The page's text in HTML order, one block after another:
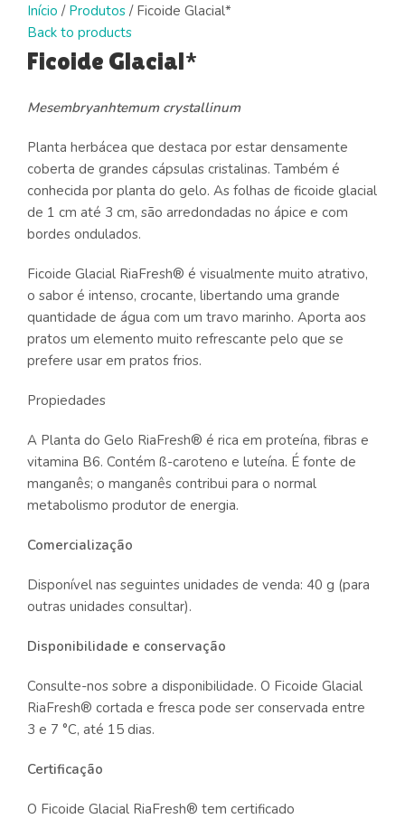
Início / Produtos / Ficoide Glacial*
Back to products
Ficoide Glacial*
Mesembryanhtemum crystallinum
Planta herbácea que destaca por estar densamente
coberta de grandes cápsulas cristalinas. Também é
conhecida por planta do gelo. As folhas de ficoide glacial
de 1 cm até 3 cm, são arredondadas no ápice e com
bordes ondulados.
Ficoide Glacial RiaFresh® é visualmente muito atrativo,
o sabor é intenso, crocante, libertando uma grande
quantidade de água com um travo marinho. Aporta aos
pratos um elemento muito refrescante pelo que se
prefere usar em pratos frios.
Propiedades
A Planta do Gelo RiaFresh® é rica em proteína, fibras e
vitamina B6. Contém ß-caroteno e luteína. É fonte de
manganês; o manganês contribui para o normal
metabolismo produtor de energia.
Comercialização
Disponível nas seguintes unidades de venda: 40 g (para
outras unidades consultar).
Disponibilidade e conservação
Consulte-nos sobre a disponibilidade. O Ficoide Glacial
RiaFresh® cortada e fresca pode ser conservada entre
3 e 7 °C, até 15 dias.
Certificação
O Ficoide Glacial RiaFresh® tem certificado